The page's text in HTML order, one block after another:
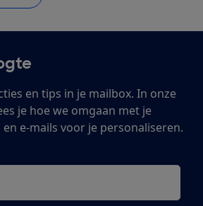
en tips in je mailbox. In onze
je hoe we omgaan met je
e-mails voor je personaliseren.